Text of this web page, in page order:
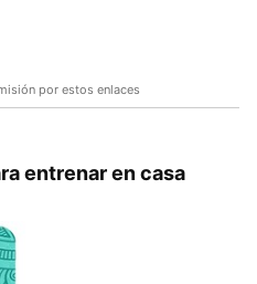
por estos enlaces
entrenar en casa